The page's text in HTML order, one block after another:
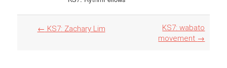
Artikel
← KS7: Zachary Lim
KS7: wabato
movement →